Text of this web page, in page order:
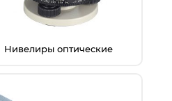
Нивелиры оптические